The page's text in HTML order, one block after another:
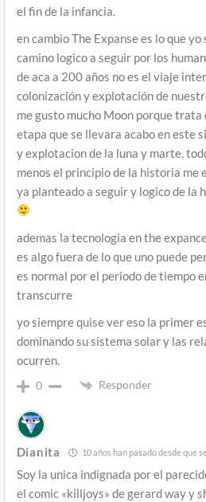
el fin de la infancia.
en cambio The Expanse es lo que
camino logico a seguir por los
de aca a 200 años no es el viaje
colonización y explotación de
me gusto mucho Moon porque trata
etapa que se llevara acabo en este
y explotacion de la luna y marte.
menos el principio de la historia me
ya planteado a seguir y logico de la
ademas la tecnologia en the
es algo fuera de lo que uno puede
es normal por el periodo de tiempo
transcurre
yo siempre quise ver eso la primer
dominando su sistema solar y las
ocurren.
0 Responder
Dianita 10 años han pasado desde que
Soy la unica indignada por el
el comic «killjoys» de gerard way y